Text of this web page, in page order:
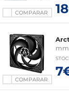
COMPARAR
COMPARAR
mm